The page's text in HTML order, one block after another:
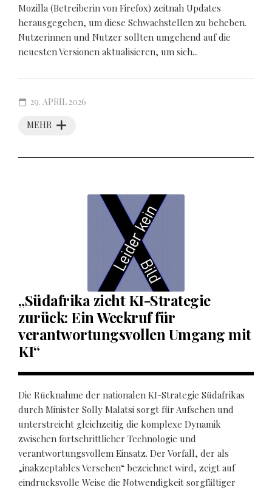
Mozilla (Betreiberin von Firefox) zeitnah Updates
herausgegeben, um diese Schwachstellen zu beheben.
Nutzerinnen und Nutzer sollten umgehend auf die
neuesten Versionen aktualisieren, um sich...
MEHR
29. APRIL 2026
„Südafrika zieht KI-Strategie
zurück: Ein Weckruf für
verantwortungsvollen Umgang mit
KI“
Die Rücknahme der nationalen KI-Strategie Südafrikas
durch Minister Solly Malatsi sorgt für Aufsehen und
unterstreicht gleichzeitig die komplexe Dynamik
zwischen fortschrittlicher Technologie und
verantwortungsvollem Einsatz. Der Vorfall, der als
„inakzeptables Versehen“ bezeichnet wird, zeigt auf
eindrucksvolle Weise die Notwendigkeit sorgfältiger